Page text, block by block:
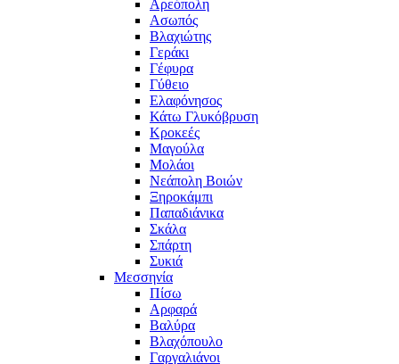
Αρεόπολη
Ασωπός
Βλαχιώτης
Γεράκι
Γέφυρα
Γύθειο
Ελαφόνησος
Κάτω Γλυκόβρυση
Κροκεές
Μαγούλα
Μολάοι
Νεάπολη Βοιών
Ξηροκάμπι
Παπαδιάνικα
Σκάλα
Σπάρτη
Συκιά
Μεσσηνία
Πίσω
Αρφαρά
Βαλύρα
Βλαχόπουλο
Γαργαλιάνοι